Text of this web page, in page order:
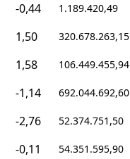
-0,44 1.189.420,49
1,50 320.678.263,15
1,58 106.449.455,94
-1,14 692.044.692,60
-2,76 52.374.751,50
-0,11 54.351.595,90